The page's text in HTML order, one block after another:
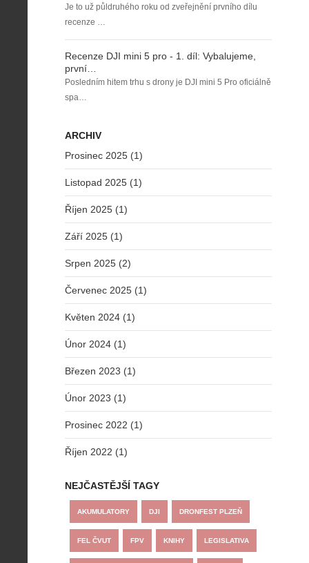
Je to už půldruhého roku od zveřejnění prvního dílu
recenze …
Recenze DJI mini 5 pro - 1. díl: Vybalujeme,
první…
Posledním hitem trhu s drony je DJI mini 5 Pro oficiálně
spa…
ARCHIV
Prosinec 2025 (1)
Listopad 2025 (1)
Říjen 2025 (1)
Září 2025 (1)
Srpen 2025 (2)
Červenec 2025 (1)
Květen 2024 (1)
Únor 2024 (1)
Březen 2023 (1)
Únor 2023 (1)
Prosinec 2022 (1)
Říjen 2022 (1)
NEJČASTĚJŠÍ TAGY
AKUMULATORY DJI DRONFEST PLZEŇ
FEL ČVUT FPV KNIHY LEGISLATIVA